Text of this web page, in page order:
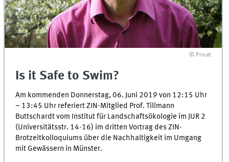
© Privat
Is it Safe to Swim?
Am kommenden Donnerstag, 06. Juni 2019 von 12:15 Uhr
– 13:45 Uhr referiert ZIN-Mitglied Prof. Tillmann
Buttschardt vom Institut für Landschaftsökologie im JUR 2
(Universitätsstr. 14-16) im dritten Vortrag des ZIN-
Brotzeitkolloquiums über die Nachhaltigkeit im Umgang
mit Gewässern in Münster.